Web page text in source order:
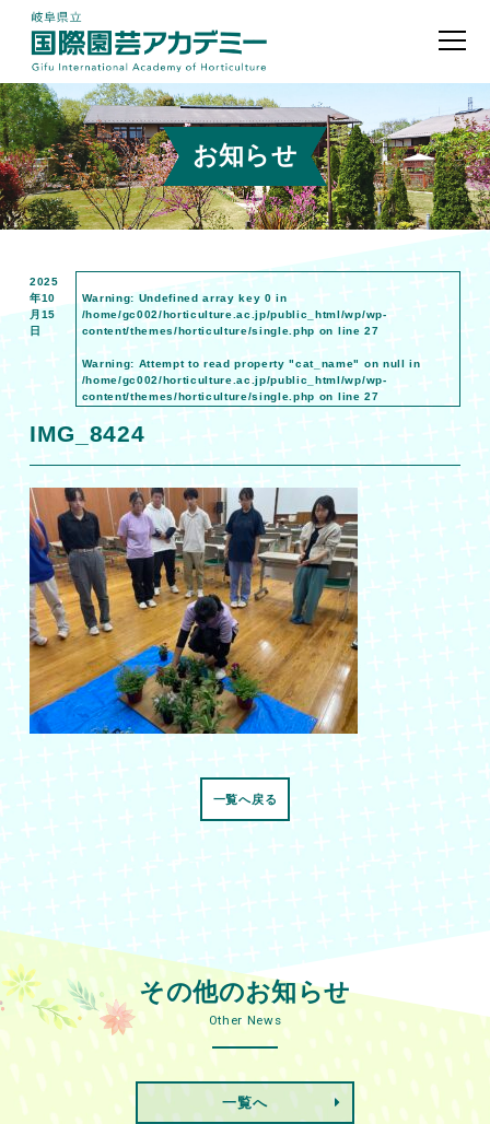
お知らせ
2025
年10
月15
日
Warning: Undefined array key 0 in
/home/gc002/horticulture.ac.jp/public_html/wp/wp-
content/themes/horticulture/single.php on line27
Warning: Attempt to read property "cat_name" on null in
/home/gc002/horticulture.ac.jp/public_html/wp/wp-
content/themes/horticulture/single.php on line27
IMG_8424
一覧へ戻る
その他のお知らせ
Other News
一覧へ